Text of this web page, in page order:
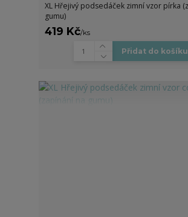
XL Hřejivý podsedáček zimní vzor pírka
gumu)
419 Kč/ks
Přidat do košíku